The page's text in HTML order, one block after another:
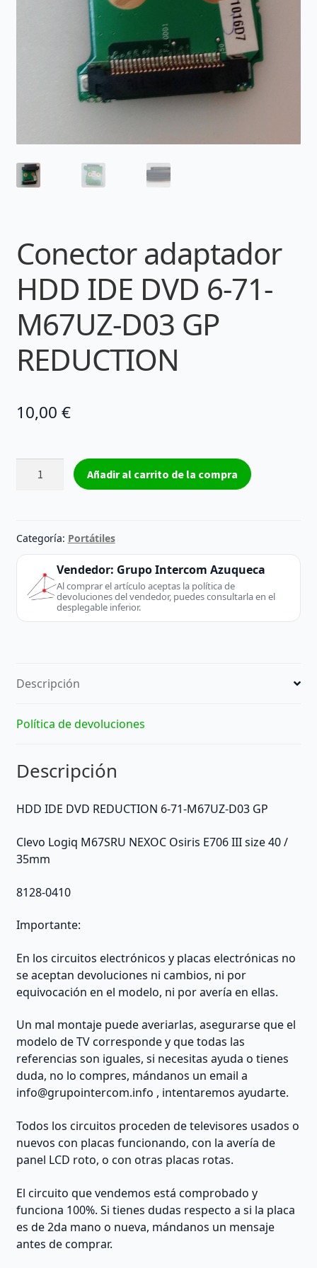
Conector adaptador
HDD IDE DVD 6-71-
M67UZ-D03 GP
REDUCTION
10,00 €
adaptador
DVD
M67UZ-
D03
GP
Añadir al carrito de la compra
Categoría: Portátiles
Vendedor: Grupo Intercom Azuqueca
Al comprar el artículo aceptas la política de
devoluciones del vendedor, puedes consultarla en el
desplegable inferior.
Descripción
Política de devoluciones
Descripción
HDD IDE DVD REDUCTION 6-71-M67UZ-D03 GP
Clevo Logiq M67SRU NEXOC Osiris E706 III size 40 /
35mm
8128-0410
Importante:
En los circuitos electrónicos y placas electrónicas no
se aceptan devoluciones ni cambios, ni por
equivocación en el modelo, ni por avería en ellas.
Un mal montaje puede averiarlas, asegurarse que el
modelo de TV corresponde y que todas las
referencias son iguales, si necesitas ayuda o tienes
duda, no lo compres, mándanos un email a
info@grupointercom.info , intentaremos ayudarte.
Todos los circuitos proceden de televisores usados o
nuevos con placas funcionando, con la avería de
panel LCD roto, o con otras placas rotas.
El circuito que vendemos está comprobado y
funciona 100%. Si tienes dudas respecto a si la placa
es de 2da mano o nueva, mándanos un mensaje
antes de comprar.